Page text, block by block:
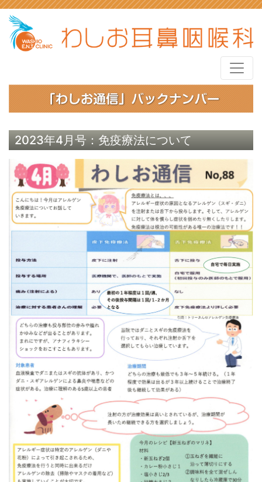
2023年4月号：免疫療法について